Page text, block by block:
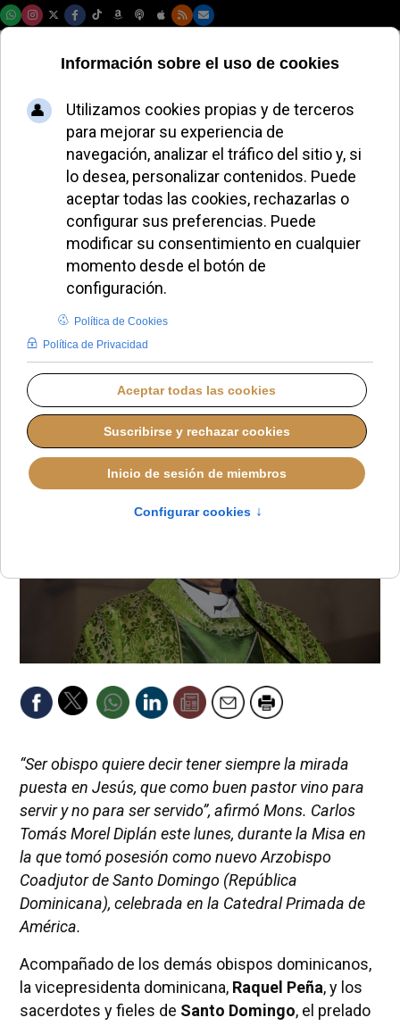
El nuevo Arzobispo
Coadjutor de Santo
Domingo agradece
al Papa León XIV y
llama a una Iglesia
que escuche y sirva
LUCAS ALONSO IGLESIA HOY MARTES, 11 NOVIEMBRE 2025 11:26
“Ser obispo quiere decir tener siempre la mirada
puesta en Jesús, que como buen pastor vino para
servir y no para ser servido”, afirmó Mons. Carlos
Tomás Morel Diplán este lunes, durante la Misa en
la que tomó posesión como nuevo Arzobispo
Coadjutor de Santo Domingo (República
Dominicana), celebrada en la Catedral Primada de
América.
Acompañado de los demás obispos dominicanos,
la vicepresidenta dominicana, Raquel Peña, y los
sacerdotes y fieles de Santo Domingo, el prelado